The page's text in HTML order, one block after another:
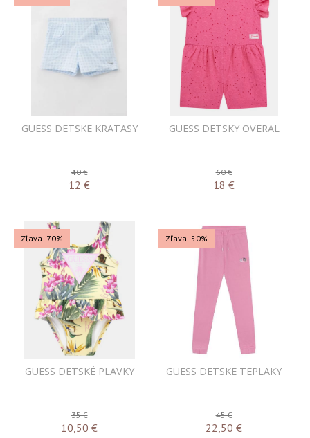
GUESS DETSKE KRATASY
40 €
12 €
GUESS DETSKY OVERAL
60 €
18 €
Zľava -70%
GUESS DETSKÉ PLAVKY
35 €
10,50 €
Zľava -50%
GUESS DETSKE TEPLAKY
45 €
22,50 €